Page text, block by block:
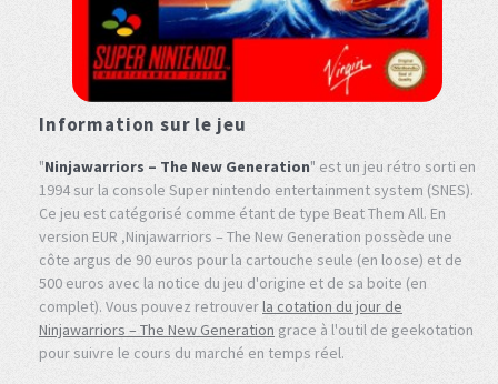
Information sur le jeu
"Ninjawarriors – The New Generation" est un jeu rétro sorti en
1994 sur la console Super nintendo entertainment system (SNES).
Ce jeu est catégorisé comme étant de type Beat Them All. En
version EUR ,Ninjawarriors – The New Generation possède une
côte argus de 90 euros pour la cartouche seule (en loose) et de
500 euros avec la notice du jeu d'origine et de sa boite (en
complet). Vous pouvez retrouverla cotation du jour de
Ninjawarriors – The New Generation grace à l'outil de geekotation
pour suivre le cours du marché en temps réel.